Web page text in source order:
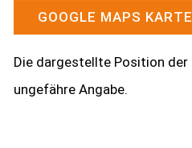
GOOGLE MAPS
Die dargestellte Position
ungefähre Angabe.